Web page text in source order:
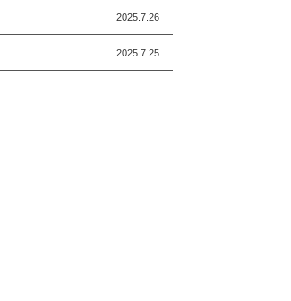
2025.7.26
2025.7.25